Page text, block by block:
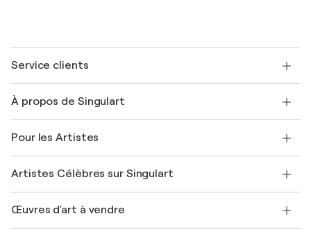
Service clients
Expédition
Offrir une carte cadeau
Rejoignez notre programme commercial
Mon compte
+33 1 76 44 06 42
À propos de Singulart
FAQ
Magazine Singulart
Emplois
Découvrez une sélection d'art original
Pour les Artistes
Se connecter en tant qu'Artiste
Artistes Célèbres sur Singulart
Marc Chagall
Œuvres d'art à vendre